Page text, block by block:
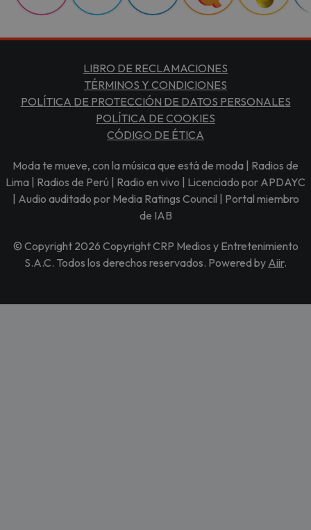
LIBRO DE RECLAMACIONES
TÉRMINOS Y CONDICIONES
POLÍTICA DE PROTECCIÓN DE DATOS PERSONALES
POLÍTICA DE COOKIES
CÓDIGO DE ÉTICA
Moda te mueve, con la música que está de moda | Radios de
Lima | Radios de Perú | Radio en vivo | Licenciado por APDAYC
| Audio auditado por Media Ratings Council | Portal miembro
de IAB
© Copyright 2026 Copyright CRP Medios y Entretenimiento
S.A.C. Todos los derechos reservados. Powered by Aiir.